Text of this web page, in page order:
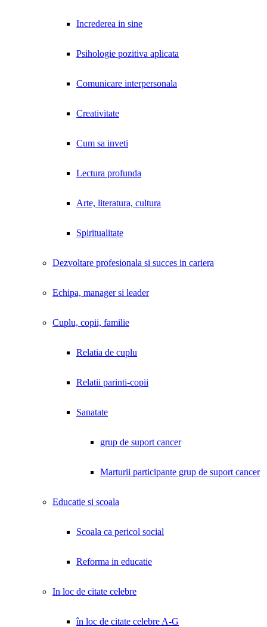
Increderea in sine
Psihologie pozitiva aplicata
Comunicare interpersonala
Creativitate
Cum sa inveti
Lectura profunda
Arte, literatura, cultura
Spiritualitate
Dezvoltare profesionala si succes in cariera
Echipa, manager si leader
Cuplu, copii, familie
Relatia de cuplu
Relatii parinti-copii
Sanatate
grup de suport cancer
Marturii participante grup de suport cancer
Educatie si scoala
Scoala ca pericol social
Reforma in educatie
In loc de citate celebre
în loc de citate celebre A-G